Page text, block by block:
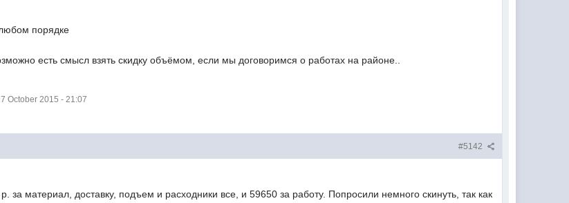
порядке
есть смысл взять скидку объёмом, если мы договоримся о работах на районе..
October 2015 - 21:07
#5142
за материал, доставку, подъем и расходники все, и 59650 за работу. Попросили немного скинуть, так как